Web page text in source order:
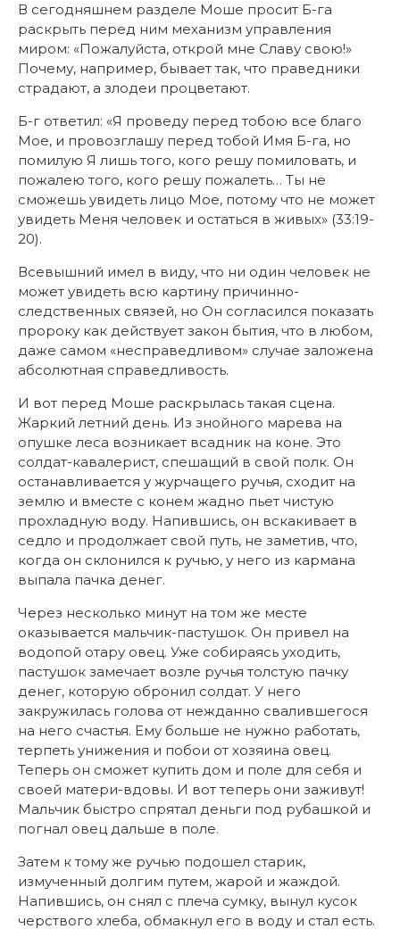
В сегодняшнем разделе Моше просит Б-га
раскрыть перед ним механизм управления
миром: «Пожалуйста, открой мне Славу свою!»
Почему, например, бывает так, что праведники
страдают, а злодеи процветают.
Б-г ответил: «Я проведу перед тобою все благо
Мое, и провозглашу перед тобой Имя Б-га, но
помилую Я лишь того, кого решу помиловать, и
пожалею того, кого решу пожалеть… Ты не
сможешь увидеть лицо Мое, потому что не может
увидеть Меня человек и остаться в живых» (33:19-
20).
Всевышний имел в виду, что ни один человек не
может увидеть всю картину причинно-
следственных связей, но Он согласился показать
пророку как действует закон бытия, что в любом,
даже самом «несправедливом» случае заложена
абсолютная справедливость.
И вот перед Моше раскрылась такая сцена.
Жаркий летний день. Из знойного марева на
опушке леса возникает всадник на коне. Это
солдат-кавалерист, спешащий в свой полк. Он
останавливается у журчащего ручья, сходит на
землю и вместе с конем жадно пьет чистую
прохладную воду. Напившись, он вскакивает в
седло и продолжает свой путь, не заметив, что,
когда он склонился к ручью, у него из кармана
выпала пачка денег.
Через несколько минут на том же месте
оказывается мальчик-пастушок. Он привел на
водопой отару овец. Уже собираясь уходить,
пастушок замечает возле ручья толстую пачку
денег, которую обронил солдат. У него
закружилась голова от нежданно свалившегося
на него счастья. Ему больше не нужно работать,
терпеть унижения и побои от хозяина овец.
Теперь он сможет купить дом и поле для себя и
своей матери-вдовы. И вот теперь они заживут!
Мальчик быстро спрятал деньги под рубашкой и
погнал овец дальше в поле.
Затем к тому же ручью подошел старик,
измученный долгим путем, жарой и жаждой.
Напившись, он снял с плеча сумку, вынул кусок
черствого хлеба, обмакнул его в воду и стал есть.